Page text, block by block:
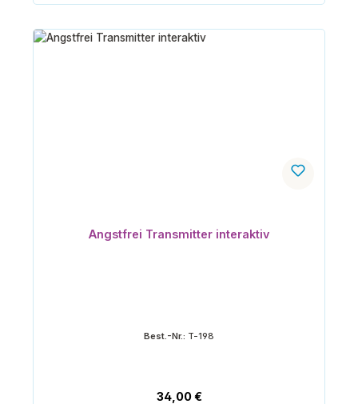
Angstfrei Transmitter interaktiv
Best.-Nr.: T-198
Regulärer Preis:
34,00 €